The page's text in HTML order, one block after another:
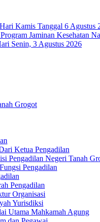
Kamis Tanggal 6 Agustus
Jaminan Kesehatan
Senin, 3 Agustus 2026
Ketua Pengadilan
Pengadilan Negeri Tanah
Pengadilan
Pengadilan
Organisasi
Yurisdiksi
Utama Mahkamah Agung